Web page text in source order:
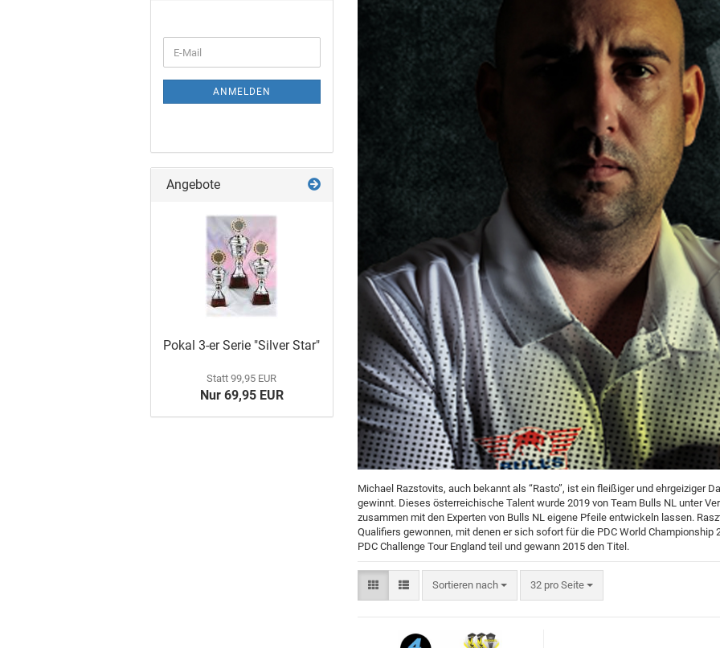
Flight Marke "Cosmo Fit
Sonderformen
Flight Großpackungen
M3 Schäfte
Cosmo Darts Schäfte
L-Style Accessoires
VDarts
Cyberdine
Novomatic
Radikal Darts
Arachnid
Löwendart
Marke "Nexus"
MD 350
Merkur
Weitere Marken
Michael Razstovits, auch bekannt als “Rasto”, ist ein fleißiger und ehrgeiziger
gewinnt. Dieses österreichische Talent wurde 2019 von Team Bulls NL unter
zusammen mit den Experten von Bulls NL eigene Pfeile entwickeln lassen.
Qualifiers gewonnen, mit denen er sich sofort für die PDC World Championship
PDC Challenge Tour England teil und gewann 2015 den Titel.
Sortieren nach 32 pro Seite
ANMELDEN
Angebote
Pokal 3-er Serie "Sil­ver Star"
Statt 99,95 EUR
Nur 69,95 EUR